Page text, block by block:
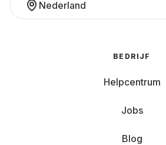
Nederland
BEDRIJF
Helpcentrum
Jobs
Blog